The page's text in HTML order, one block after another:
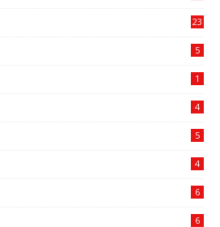
23
5
1
4
5
4
6
6